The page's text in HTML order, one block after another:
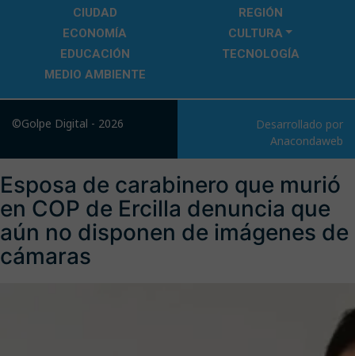
CIUDAD
REGIÓN
ECONOMÍA
CULTURA
EDUCACIÓN
TECNOLOGÍA
MEDIO AMBIENTE
©Golpe Digital - 2026
Desarrollado por
Anacondaweb
Esposa de carabinero que murió
en COP de Ercilla denuncia que
aún no disponen de imágenes de
cámaras